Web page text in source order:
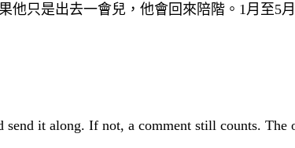
只是出去一會兒，他會回來陪階。1月至5
send it along. If not, a comment still counts. The